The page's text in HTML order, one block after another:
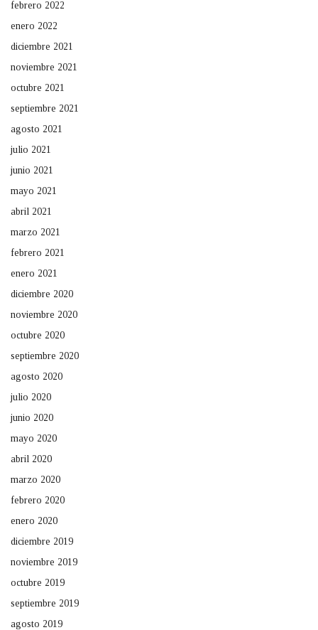
febrero 2022
enero 2022
diciembre 2021
noviembre 2021
octubre 2021
septiembre 2021
agosto 2021
julio 2021
junio 2021
mayo 2021
abril 2021
marzo 2021
febrero 2021
enero 2021
diciembre 2020
noviembre 2020
octubre 2020
septiembre 2020
agosto 2020
julio 2020
junio 2020
mayo 2020
abril 2020
marzo 2020
febrero 2020
enero 2020
diciembre 2019
noviembre 2019
octubre 2019
septiembre 2019
agosto 2019